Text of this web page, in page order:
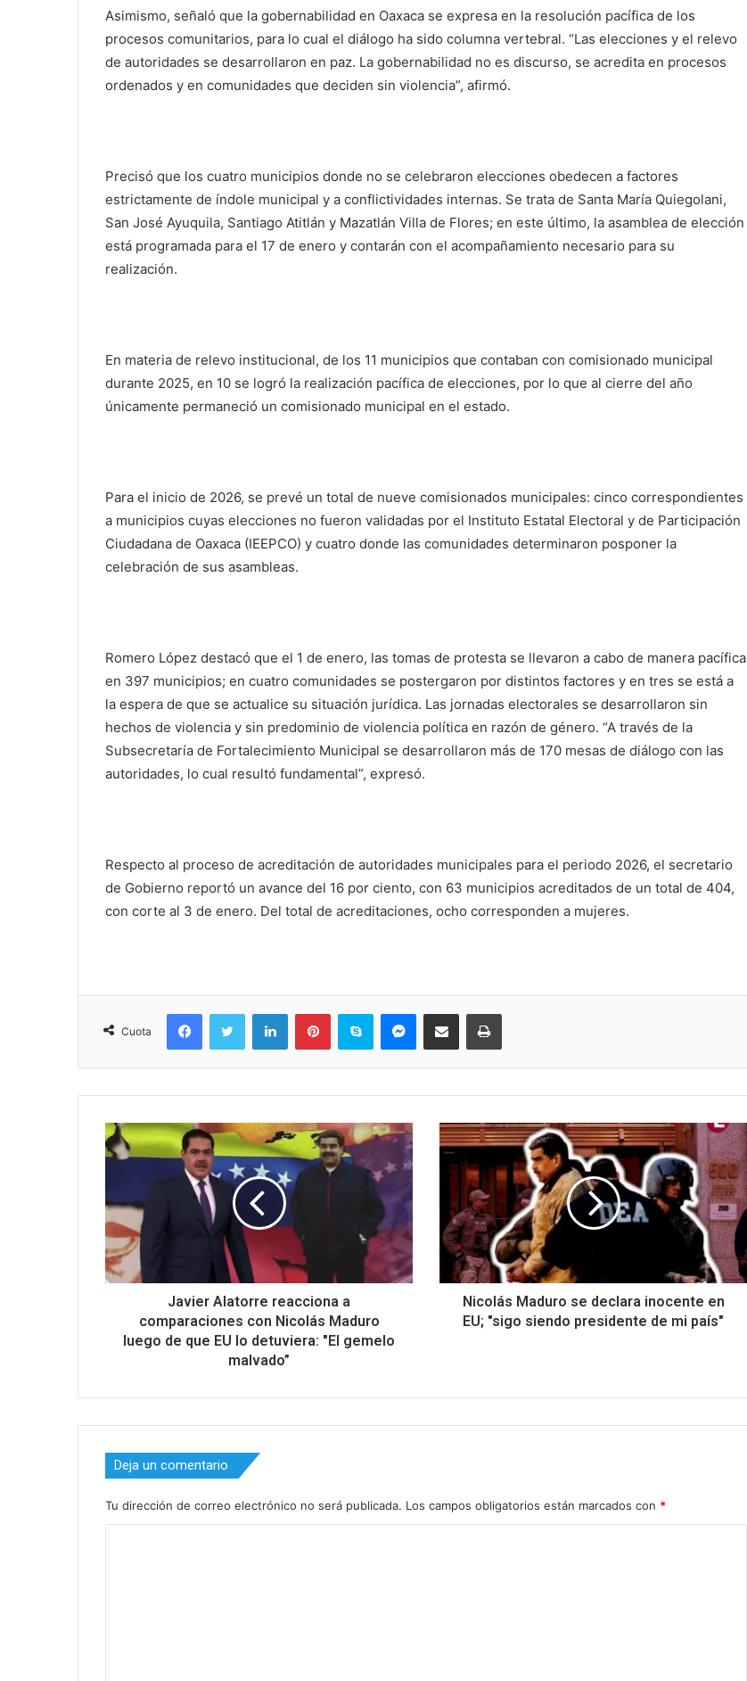
Asimismo, señaló que la gobernabilidad en Oaxaca se expresa en la resolución pacífica de los
procesos comunitarios, para lo cual el diálogo ha sido columna vertebral. “Las elecciones y el relevo
de autoridades se desarrollaron en paz. La gobernabilidad no es discurso, se acredita en procesos
ordenados y en comunidades que deciden sin violencia”, afirmó.
Precisó que los cuatro municipios donde no se celebraron elecciones obedecen a factores
estrictamente de índole municipal y a conflictividades internas. Se trata de Santa María Quiegolani,
San José Ayuquila, Santiago Atitlán y Mazatlán Villa de Flores; en este último, la asamblea de elección
está programada para el 17 de enero y contarán con el acompañamiento necesario para su
realización.
En materia de relevo institucional, de los 11 municipios que contaban con comisionado municipal
durante 2025, en 10 se logró la realización pacífica de elecciones, por lo que al cierre del año
únicamente permaneció un comisionado municipal en el estado.
Para el inicio de 2026, se prevé un total de nueve comisionados municipales: cinco correspondientes
a municipios cuyas elecciones no fueron validadas por el Instituto Estatal Electoral y de Participación
Ciudadana de Oaxaca (IEEPCO) y cuatro donde las comunidades determinaron posponer la
celebración de sus asambleas.
Romero López destacó que el 1 de enero, las tomas de protesta se llevaron a cabo de manera pacífica
en 397 municipios; en cuatro comunidades se postergaron por distintos factores y en tres se está a
la espera de que se actualice su situación jurídica. Las jornadas electorales se desarrollaron sin
hechos de violencia y sin predominio de violencia política en razón de género. “A través de la
Subsecretaría de Fortalecimiento Municipal se desarrollaron más de 170 mesas de diálogo con las
autoridades, lo cual resultó fundamental”, expresó.
Respecto al proceso de acreditación de autoridades municipales para el periodo 2026, el secretario
de Gobierno reportó un avance del 16 por ciento, con 63 municipios acreditados de un total de 404,
con corte al 3 de enero. Del total de acreditaciones, ocho corresponden a mujeres.
Cuota
FacebookTwitter LinkedInPinterestSkype MessengerCompartir via correo electrónicoImpresión
Javier Alatorre reacciona a
comparaciones con Nicolás Maduro
luego de que EU lo detuviera: "El gemelo
malvado”
Nicolás Maduro se declara inocente en
EU; "sigo siendo presidente de mi país"
Deja un comentario
Tu dirección de correo electrónico no será publicada. Los campos obligatorios están marcados con *